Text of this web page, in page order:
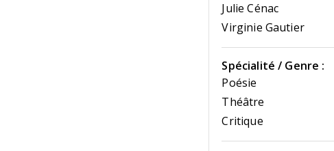
Julie Cénac
Virginie Gautier
Spécialité / Genre :
Poésie
Théâtre
Critique